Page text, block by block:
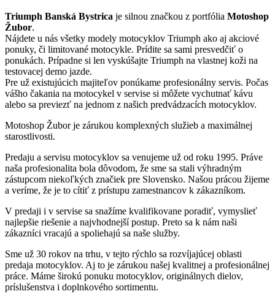
Triumph Banská Bystrica je silnou značkou z portfólia Motoshop
Žubor.
Nájdete u nás všetky modely motocyklov Triumph ako aj akciové
ponuky, či limitované motocykle. Prídite sa sami presvedčiť o
ponukách. Prípadne si len vyskúšajte Triumph na vlastnej koži na
testovacej demo jazde.
Pre už existujúcich majiteľov ponúkame profesionálny servis. Počas
vášho čakania na motocykel v servise si môžete vychutnať kávu
alebo sa previezť na jednom z našich predvádzacích motocyklov.
Motoshop Žubor je zárukou komplexných služieb a maximálnej
starostlivosti.
Predaju a servisu motocyklov sa venujeme už od roku 1995. Práve
naša profesionalita bola dôvodom, že sme sa stali výhradným
zástupcom niekoľkých značiek pre Slovensko. Našou prácou žijeme
a veríme, že je to cítiť z prístupu zamestnancov k zákazníkom.
V predaji i v servise sa snažíme kvalifikovane poradiť, vymyslieť
najlepšie riešenie a najvhodnejší postup. Preto sa k nám naši
zákazníci vracajú a spoliehajú sa naše služby.
Sme už 30 rokov na trhu, v tejto rýchlo sa rozvíjajúcej oblasti
predaja motocyklov. Aj to je zárukou našej kvalitnej a profesionálnej
práce. Máme širokú ponuku motocyklov, originálnych dielov,
príslušenstva i doplnkového sortimentu.